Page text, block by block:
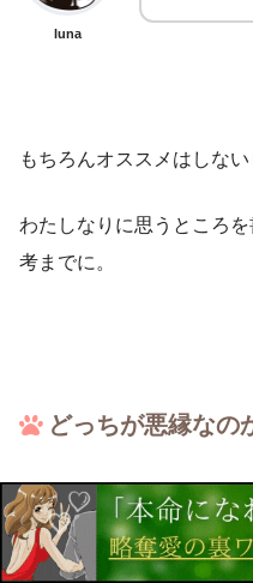
luna
もちろんオススメはしな
わたしなりに思うところ
考までに。
どっちが悪縁なの
基本も基本。